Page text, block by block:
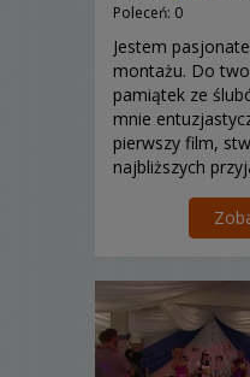
Poleceń: 0
Jestem
montażu. Do
pamiątek ze
mnie
pierwszy film,
najbliższych